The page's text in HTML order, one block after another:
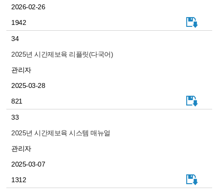
2026-02-26
1942
34
2025년 시간제보육 리플릿(다국어)
관리자
2025-03-28
821
33
2025년 시간제보육 시스템 매뉴얼
관리자
2025-03-07
1312